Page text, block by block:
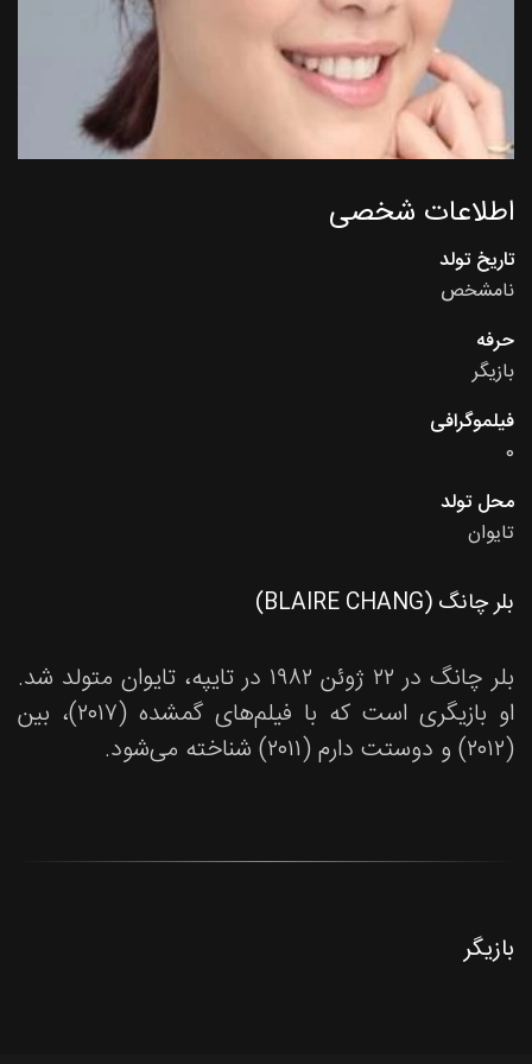
اطلاعات شخصی
تاریخ تولد
نامشخص
حرفه
بازیگر
فیلموگرافی
0
محل تولد
تایوان
بلر چانگ (BLAIRE CHANG)
بلر چانگ در ۲۲ ژوئن ۱۹۸۲ در تایپه، تایوان متولد شد.
او بازیگری است که با فیلم‌های گمشده (۲۰۱۷)، بین
(۲۰۱۲) و دوستت دارم (۲۰۱۱) شناخته می‌شود.
بازیگر